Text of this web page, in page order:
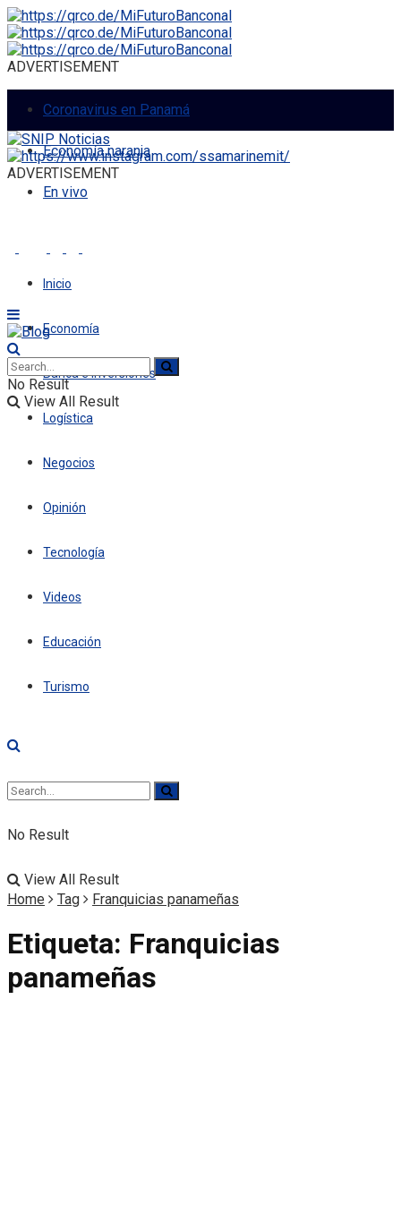
ADVERTISEMENT
Coronavirus en Panamá
Economía naranja
En vivo
ADVERTISEMENT
Inicio
Economía
Banca e Inversiones
Logística
Negocios
Opinión
Tecnología
Videos
Educación
Turismo
No Result
View All Result
No Result
View All Result
Home Tag Franquicias panameñas
Etiqueta: Franquicias
panameñas